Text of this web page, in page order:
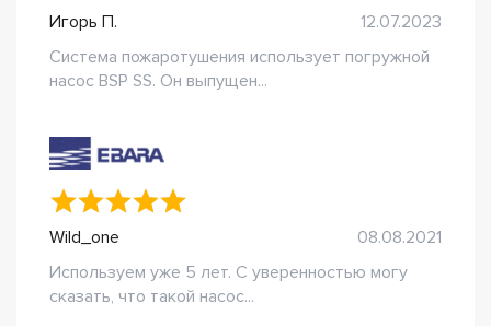
Игорь П.
12.07.2023
Система пожаротушения использует погружной
насос BSP SS. Он выпущен...
Wild_one
08.08.2021
Используем уже 5 лет. С уверенностью могу
сказать, что такой насос...